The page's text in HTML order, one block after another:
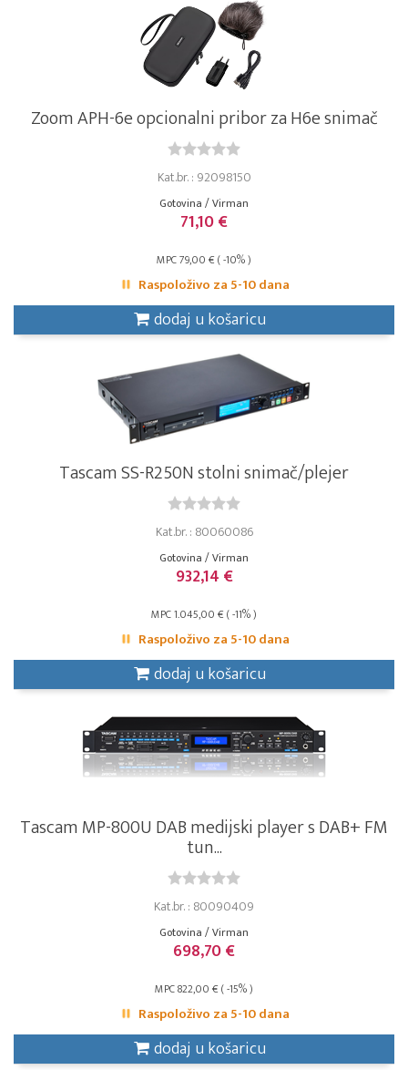
Zoom APH-6e opcionalni pribor za H6e snimač
Kat.br. : 92098150
Gotovina / Virman
71,10 €
MPC 79,00 € ( -10% )
Raspoloživo za 5-10 dana
dodaj u košaricu
Tascam SS-R250N stolni snimač/plejer
Kat.br. : 80060086
Gotovina / Virman
932,14 €
MPC 1.045,00 € ( -11% )
Raspoloživo za 5-10 dana
dodaj u košaricu
Tascam MP-800U DAB medijski player s DAB+ FM
tun...
Kat.br. : 80090409
Gotovina / Virman
698,70 €
MPC 822,00 € ( -15% )
Raspoloživo za 5-10 dana
dodaj u košaricu